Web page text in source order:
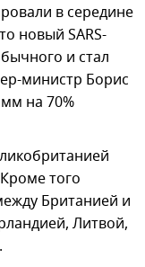
в середине
новый SARS-
и стал
министр Борис
на 70%
того
Британией и
Литвой,